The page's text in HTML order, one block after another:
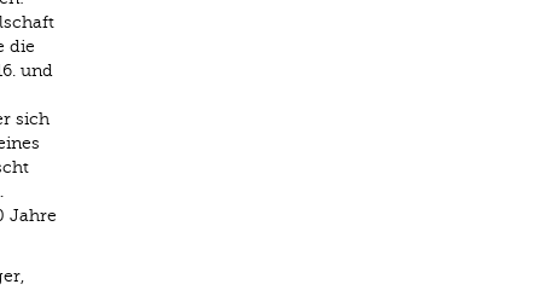
die
und
sich
Jahre